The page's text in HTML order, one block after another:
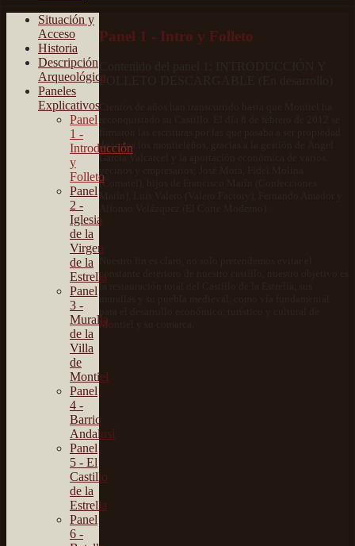
Panel 1 - Intro y Folleto
FOLLETO DESCARGABLE (En desarrollo)
Cientos de años han transcurrido hasta que Montiel ha
de todos los montieleños, gracias a la gestión de Ángel
García Valcarcel y la aportación económica de varios
(Comatel), hijos de Francisco Marín (Confecciones
constante deterioro de nuestro castillo, nuestro objetivo es
la restauración total del Castillo de la Estrella, sus
Montiel y su comarca.
Situación y
Acceso
Historia
Descripción
Arqueológica
Paneles
Explicativos
Panel
1 -
Introducción
y
Folleto
Panel
2 -
Iglesia
de la
Virgen
de la
Estrella
Panel
3 -
Muralla
de la
Villa
de
Montiel
Panel
4 -
Barrio
Andalusí
Panel
5 - El
Castillo
de la
Estrella
Panel
6 -